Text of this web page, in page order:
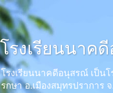
โรงเรียนนาค
โรงเรียนนาคดีอนุสรณ์ เป็น
รกษา อ.เมืองสมุทรปราการ